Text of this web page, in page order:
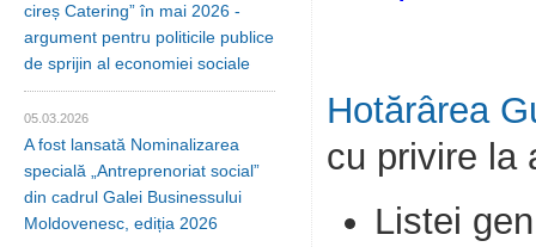
cireș Catering” în mai 2026 -
argument pentru politicile publice
de sprijin al economiei sociale
05.03.2026
A fost lansată Nominalizarea
specială „Antreprenoriat social”
din cadrul Galei Businessului
Moldovenesc, ediția 2026
Hotărârea
cu privire la
Listei